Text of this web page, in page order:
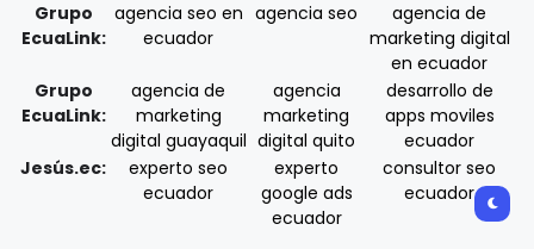
Grupo
EcuaLink:
agencia seo en
ecuador
agencia seo
agencia de
marketing digital
en ecuador
Grupo
EcuaLink:
agencia de
marketing
digital guayaquil
agencia
marketing
digital quito
desarrollo de
apps moviles
ecuador
Jesús.ec:
experto seo
ecuador
experto
google ads
ecuador
consultor seo
ecuador